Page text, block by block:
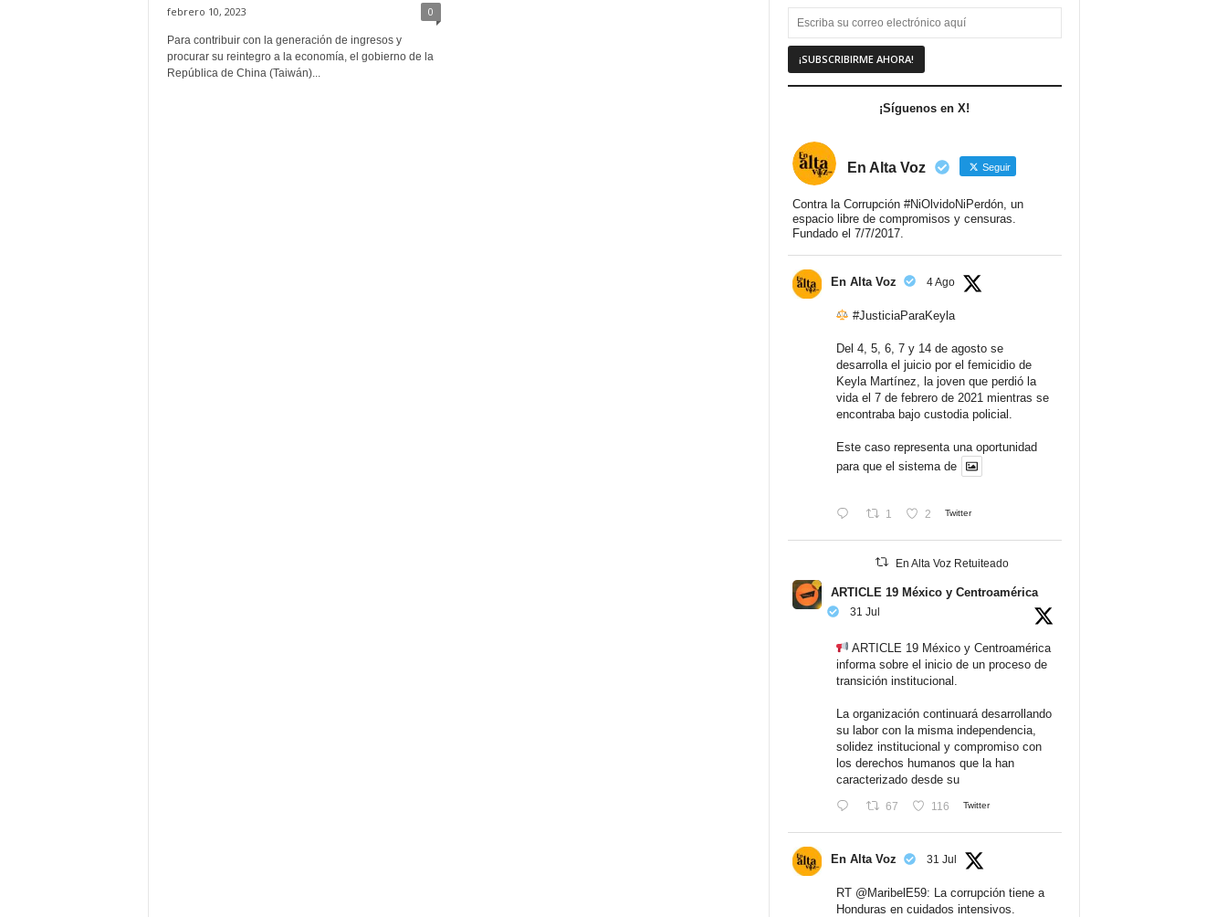
febrero 10, 2023 0
Para contribuir con la generación de ingresos y
procurar su reintegro a la economía, el gobierno de la
República de China (Taiwán)...
¡Síguenos en X!
En Alta Voz Seguir
Contra la Corrupción #NiOlvidoNiPerdón, un
espacio libre de compromisos y censuras.
Fundado el 7/7/2017.
En Alta Voz 4 Ago
#JusticiaParaKeyla
Del 4, 5, 6, 7 y 14 de agosto se
desarrolla el juicio por el femicidio de
Keyla Martínez, la joven que perdió la
vida el 7 de febrero de 2021 mientras se
encontraba bajo custodia policial.
Este caso representa una oportunidad
para que el sistema de
1 2 Twitter
En Alta Voz Retuiteado
ARTICLE 19 México y Centroamérica
31 Jul
ARTICLE 19 México y Centroamérica
informa sobre el inicio de un proceso de
transición institucional.
La organización continuará desarrollando
su labor con la misma independencia,
solidez institucional y compromiso con
los derechos humanos que la han
caracterizado desde su
67 116 Twitter
En Alta Voz 31 Jul
RT @MaribelE59: La corrupción tiene a
Honduras en cuidados intensivos.